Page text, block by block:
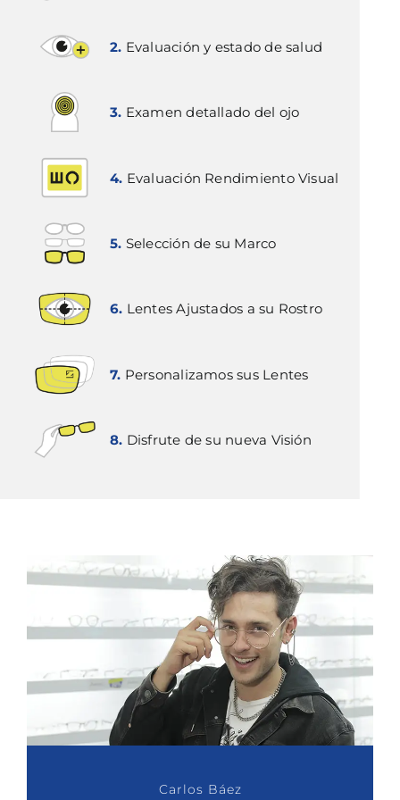
2. Evaluación y estado de salud
3. Examen detallado del ojo
4. Evaluación Rendimiento Visual
5. Selección de su Marco
6. Lentes Ajustados a su Rostro
7. Personalizamos sus Lentes
8. Disfrute de su nueva Visión
Carlos Báez
Iván Lalinde
Katherine Vélez
Ana Karina Soto
Mario Ruiz
Chicho
Corozo